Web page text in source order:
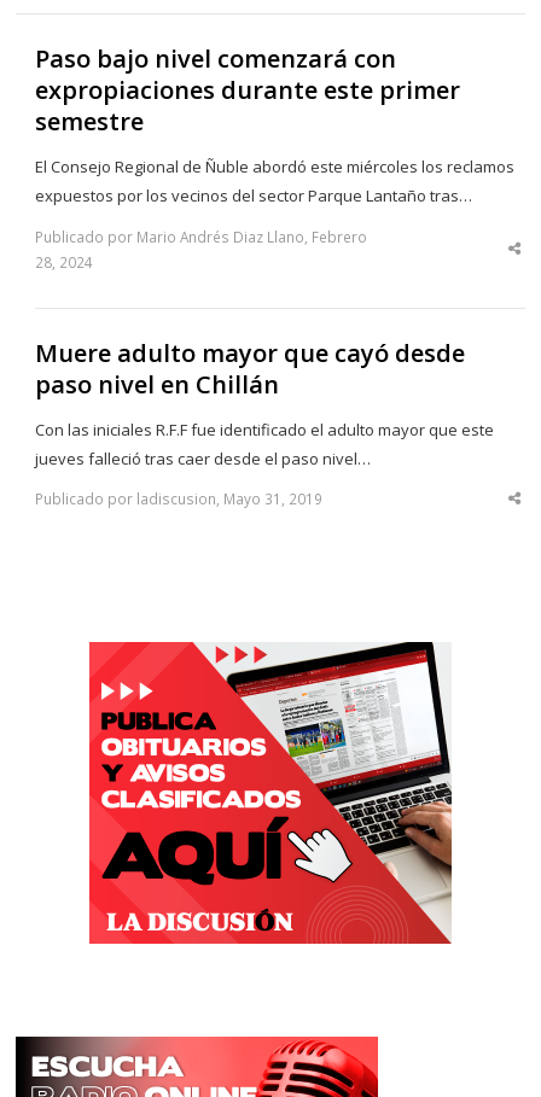
Paso bajo nivel comenzará con
expropiaciones durante este primer
semestre
El Consejo Regional de Ñuble abordó este miércoles los reclamos
expuestos por los vecinos del sector Parque Lantaño tras…
Publicado por Mario Andrés Diaz Llano, Febrero
28, 2024
Muere adulto mayor que cayó desde
paso nivel en Chillán
Con las iniciales R.F.F fue identificado el adulto mayor que este
jueves falleció tras caer desde el paso nivel…
Publicado por ladiscusion, Mayo 31, 2019